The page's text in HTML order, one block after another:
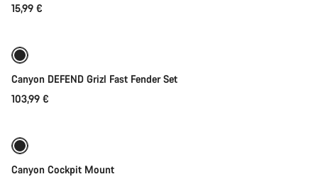
15,99 €
Canyon DEFEND Grizl Fast Fender Set
103,99 €
Canyon Cockpit Mount